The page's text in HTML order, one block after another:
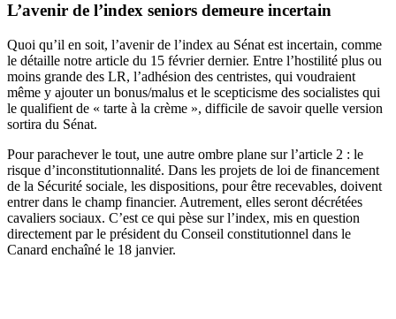
L’avenir de l’index seniors demeure incertain
Quoi qu’il en soit, l’avenir de l’index au Sénat est incertain, comme
le détaille notre article du 15 février dernier. Entre l’hostilité plus ou
moins grande des LR, l’adhésion des centristes, qui voudraient
même y ajouter un bonus/malus et le scepticisme des socialistes qui
le qualifient de « tarte à la crème », difficile de savoir quelle version
sortira du Sénat.
Pour parachever le tout, une autre ombre plane sur l’article 2 : le
risque d’inconstitutionnalité. Dans les projets de loi de financement
de la Sécurité sociale, les dispositions, pour être recevables, doivent
entrer dans le champ financier. Autrement, elles seront décrétées
cavaliers sociaux. C’est ce qui pèse sur l’index, mis en question
directement par le président du Conseil constitutionnel dans le
Canard enchaîné le 18 janvier.